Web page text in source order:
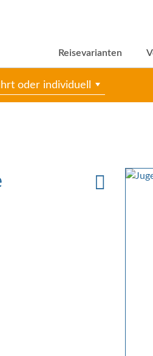
Reisevarianten
oder individuell